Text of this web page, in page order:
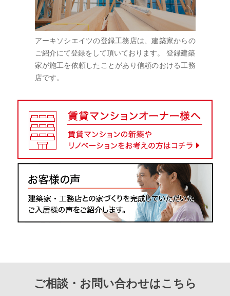
アーキソシエイツの登録工務店は、建築家からの
ご紹介にて登録をして頂いております。 登録建築
家が施工を依頼したことがあり信頼のおける工務
店です。
ご相談・お問い合わせはこちら